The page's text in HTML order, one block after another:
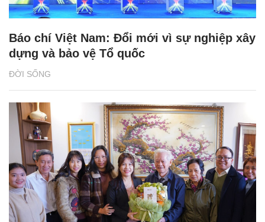
ĐỜI SỐNG
Báo chí Việt Nam: Đổi mới vì sự nghiệp xây
dựng và bảo vệ Tổ quốc